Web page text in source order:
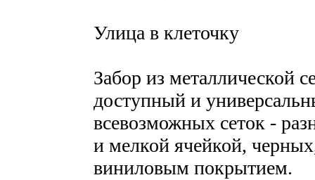
Улица в клеточку
Забор из металлической
доступный и
всевозможных сеток -
и мелкой ячейкой,
виниловым покрытием.